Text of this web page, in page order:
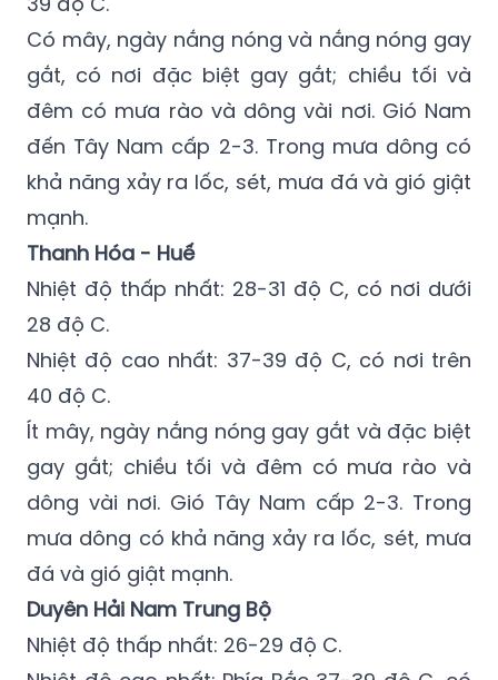
Có mây, ngày nắng nóng và nắng nóng gay
gắt, có nơi đặc biệt gay gắt; chiều tối và
đêm có mưa rào và dông vài nơi. Gió Nam
đến Tây Nam cấp 2-3. Trong mưa dông có
khả năng xảy ra lốc, sét, mưa đá và gió giật
mạnh.
Thanh Hóa - Huế
Nhiệt độ thấp nhất: 28-31 độ C, có nơi dưới
28 độ C.
Nhiệt độ cao nhất: 37-39 độ C, có nơi trên
40 độ C.
Ít mây, ngày nắng nóng gay gắt và đặc biệt
gay gắt; chiều tối và đêm có mưa rào và
dông vài nơi. Gió Tây Nam cấp 2-3. Trong
mưa dông có khả năng xảy ra lốc, sét, mưa
đá và gió giật mạnh.
Duyên Hải Nam Trung Bộ
Nhiệt độ thấp nhất: 26-29 độ C.